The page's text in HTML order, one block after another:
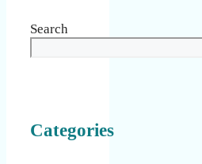
Search
Categories